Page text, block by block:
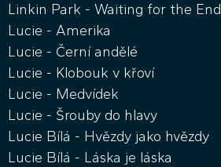
Linkin Park - Waiting for the End
Lucie - Amerika
Lucie - Černí andělé
Lucie - Klobouk v křoví
Lucie - Medvídek
Lucie - Šrouby do hlavy
Lucie Bílá - Hvězdy jako hvězdy
Lucie Bílá - Láska je láska